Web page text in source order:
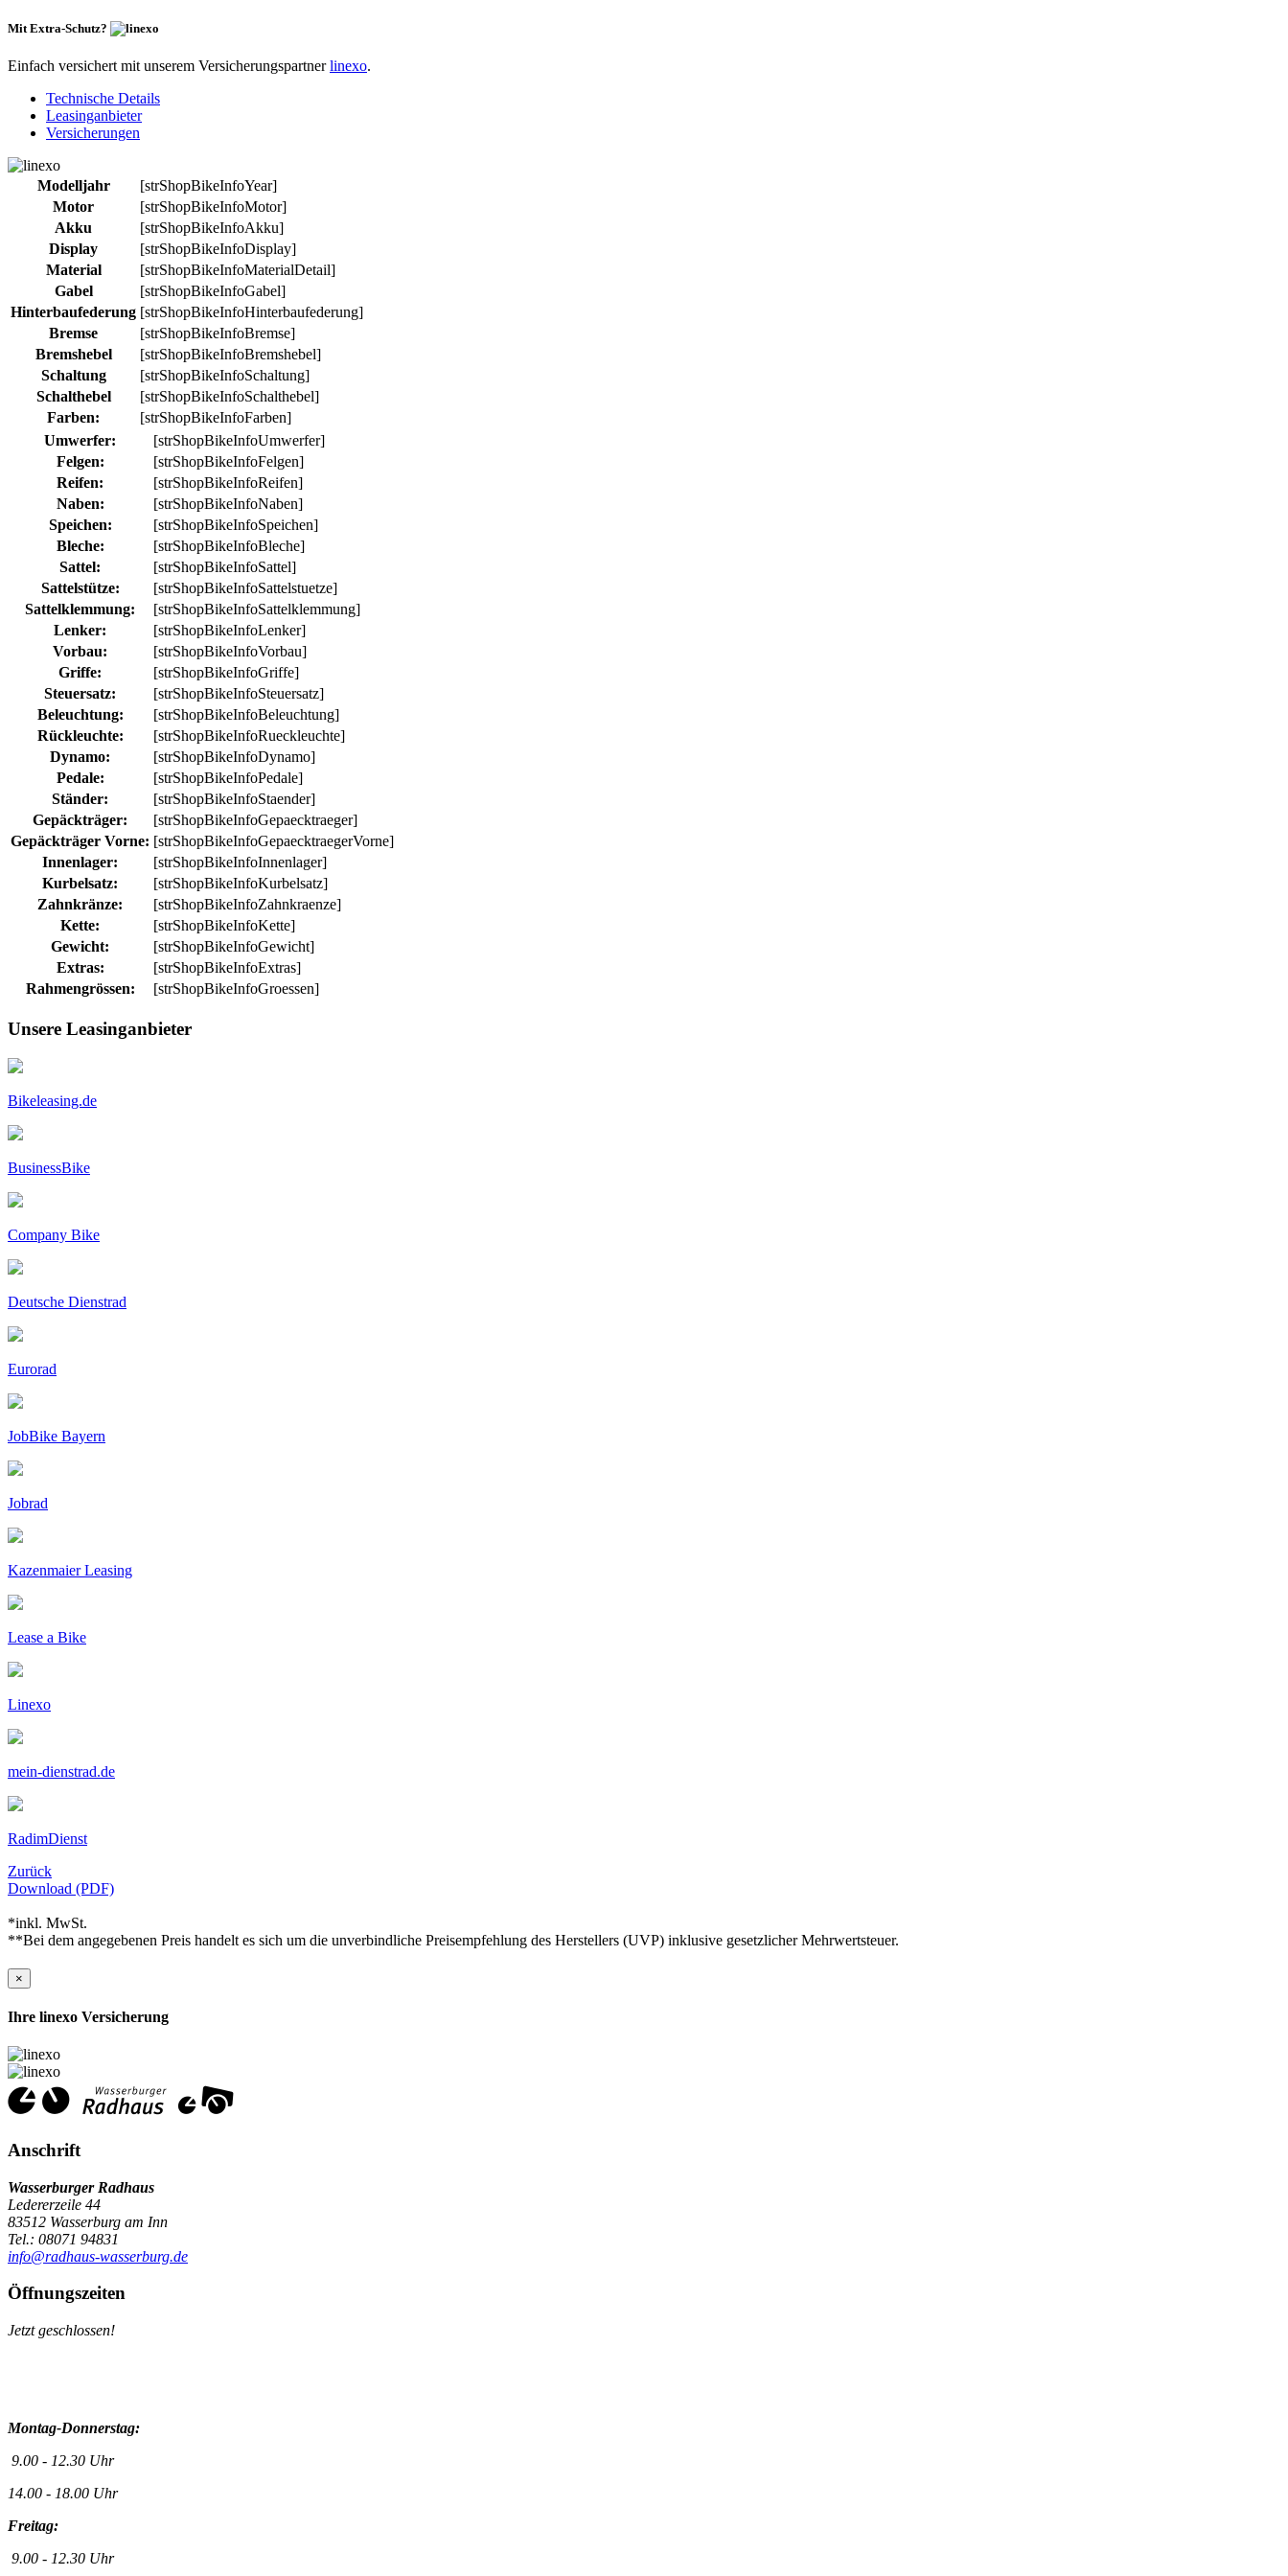
Mit Extra-Schutz?
Einfach versichert mit unserem Versicherungspartnerlinexo.
Technische Details
Leasinganbieter
Versicherungen
Modelljahr
[strShopBikeInfoYear]
Motor
[strShopBikeInfoMotor]
Akku
[strShopBikeInfoAkku]
Display
[strShopBikeInfoDisplay]
Material
[strShopBikeInfoMaterialDetail]
Gabel
[strShopBikeInfoGabel]
Hinterbaufederung [strShopBikeInfoHinterbaufederung]
Bremse
[strShopBikeInfoBremse]
Bremshebel
[strShopBikeInfoBremshebel]
Schaltung
[strShopBikeInfoSchaltung]
Schalthebel
[strShopBikeInfoSchalthebel]
Farben:
[strShopBikeInfoFarben]
Umwerfer:
[strShopBikeInfoUmwerfer]
Felgen:
[strShopBikeInfoFelgen]
Reifen:
[strShopBikeInfoReifen]
Naben:
[strShopBikeInfoNaben]
Speichen:
[strShopBikeInfoSpeichen]
Bleche:
[strShopBikeInfoBleche]
Sattel:
[strShopBikeInfoSattel]
Sattelstütze:
[strShopBikeInfoSattelstuetze]
Sattelklemmung:
[strShopBikeInfoSattelklemmung]
Lenker:
[strShopBikeInfoLenker]
Vorbau:
[strShopBikeInfoVorbau]
Griffe:
[strShopBikeInfoGriffe]
Steuersatz:
[strShopBikeInfoSteuersatz]
Beleuchtung:
[strShopBikeInfoBeleuchtung]
Rückleuchte:
[strShopBikeInfoRueckleuchte]
Dynamo:
[strShopBikeInfoDynamo]
Pedale:
[strShopBikeInfoPedale]
Ständer:
[strShopBikeInfoStaender]
Gepäckträger:
[strShopBikeInfoGepaecktraeger]
Gepäckträger Vorne: [strShopBikeInfoGepaecktraegerVorne]
Innenlager:
[strShopBikeInfoInnenlager]
Kurbelsatz:
[strShopBikeInfoKurbelsatz]
Zahnkränze:
[strShopBikeInfoZahnkraenze]
Kette:
[strShopBikeInfoKette]
Gewicht:
[strShopBikeInfoGewicht]
Extras:
[strShopBikeInfoExtras]
Rahmengrössen:
[strShopBikeInfoGroessen]
Unsere Leasinganbieter
Bikeleasing.de
BusinessBike
Company Bike
Deutsche Dienstrad
Eurorad
JobBike Bayern
Jobrad
Kazenmaier Leasing
Lease a Bike
Linexo
mein-dienstrad.de
RadimDienst
Zurück
Download (PDF)
*inkl. MwSt.
**Bei dem angegebenen Preis handelt es sich um die unverbindliche Preisempfehlung des Herstellers (UVP) inklusive gesetzlicher Mehrwertsteuer.
×
Ihre linexo Versicherung
Anschrift
Wasserburger Radhaus
Ledererzeile 44
83512 Wasserburg am Inn
Tel.: 08071 94831
info@radhaus-wasserburg.de
Öffnungszeiten
Jetzt geschlossen!
Montag-Donnerstag:
9.00 - 12.30 Uhr
14.00 - 18.00 Uhr
Freitag:
9.00 - 12.30 Uhr